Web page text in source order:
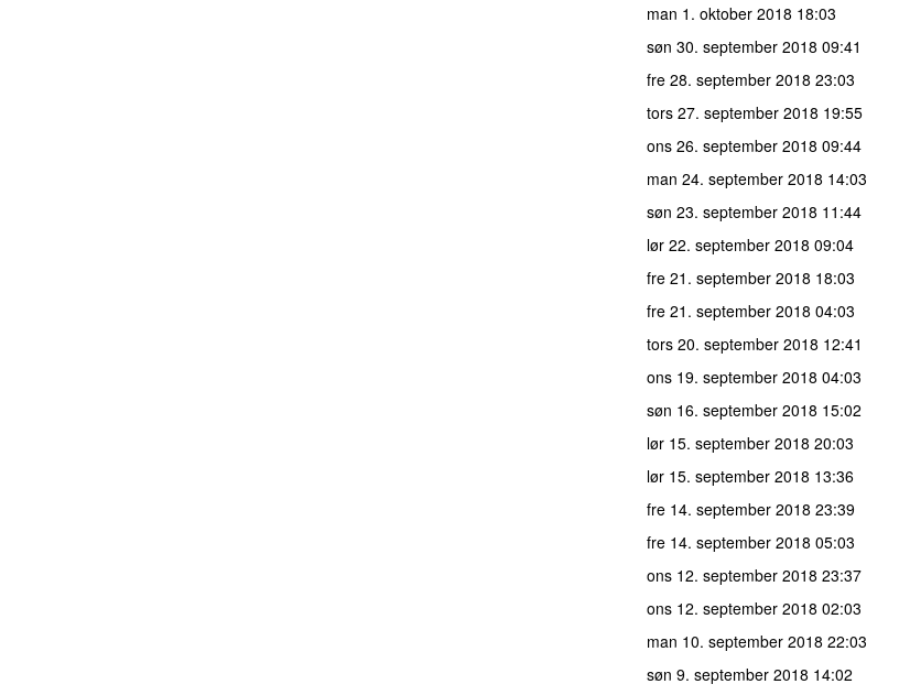
man 1. oktober 2018 18:03
søn 30. september 2018 09:41
fre 28. september 2018 23:03
tors 27. september 2018 19:55
ons 26. september 2018 09:44
man 24. september 2018 14:03
søn 23. september 2018 11:44
lør 22. september 2018 09:04
fre 21. september 2018 18:03
fre 21. september 2018 04:03
tors 20. september 2018 12:41
ons 19. september 2018 04:03
søn 16. september 2018 15:02
lør 15. september 2018 20:03
lør 15. september 2018 13:36
fre 14. september 2018 23:39
fre 14. september 2018 05:03
ons 12. september 2018 23:37
ons 12. september 2018 02:03
man 10. september 2018 22:03
søn 9. september 2018 14:02